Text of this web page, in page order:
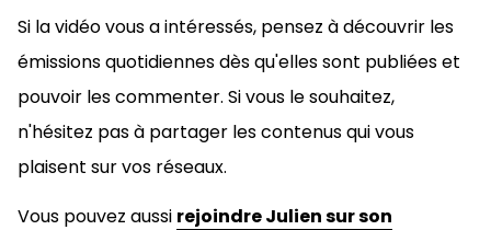
Si la vidéo vous a intéressés, pensez à découvrir les
émissions quotidiennes dès qu'elles sont publiées et
pouvoir les commenter. Si vous le souhaitez,
n'hésitez pas à partager les contenus qui vous
plaisent sur vos réseaux.
Vous pouvez aussi rejoindre Julien sur son